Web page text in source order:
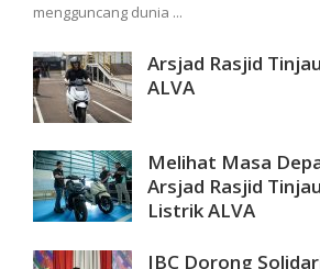
mengguncang dunia ...
Arsjad Rasjid
ALVA
Melihat Masa
Arsjad Rasjid
Listrik ALVA
IBC Dorong